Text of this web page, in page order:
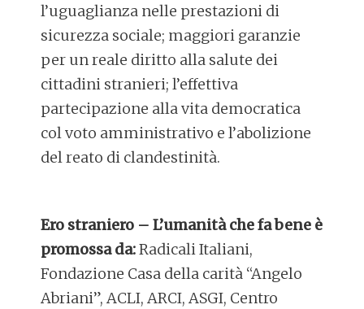
l’uguaglianza nelle prestazioni di
sicurezza sociale; maggiori garanzie
per un reale diritto alla salute dei
cittadini stranieri; l’effettiva
partecipazione alla vita democratica
col voto amministrativo e l’abolizione
del reato di clandestinità.
Ero straniero – L’umanità che fa bene è
promossa da:Radicali Italiani,
Fondazione Casa della carità “Angelo
Abriani”, ACLI, ARCI, ASGI, Centro